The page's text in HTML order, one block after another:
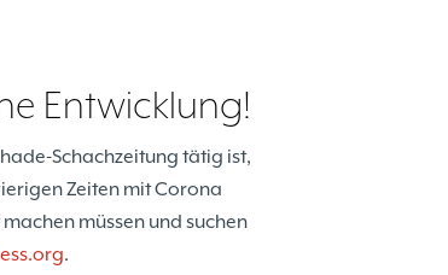
Entwicklung!
Schachzeitung tätig ist,
Zeiten mit Corona
müssen und suchen
.